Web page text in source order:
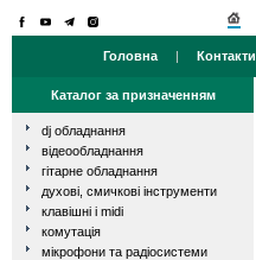
Головна | Контакти
Каталог за призначенням
dj обладнання
відеообладнання
гітарне обладнання
духові, смичкові інструменти
клавішні і midi
комутація
мікрофони та радіосистеми